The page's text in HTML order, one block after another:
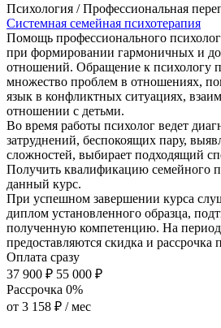
Психология / Профессиональная
Системная семейная психотерапия
Помощь профессионального
при формировании гармоничных и
отношений. Обращение к психологу
множество проблем в отношениях,
язык в конфликтных ситуациях,
отношении с детьми.
Во время работы психолог ведет
затруднений, беспокоящих пару,
сложностей, выбирает подходящий
Получить квалификацию семейного
данный курс.
При успешном завершении курса
диплом установленного образца,
полученную компетенцию. На период
предоставляются скидка и рассрочка
Оплата сразу
37 900 ₽ 55 000 ₽
Рассрочка 0%
от 3 158 ₽ / мес